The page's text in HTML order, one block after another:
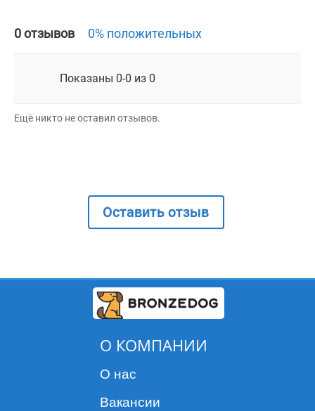
0 отзывов 0% положительных
Показаны 0-0 из 0
Ещё никто не оставил отзывов.
Оставить отзыв
О КОМПАНИИ
О нас
Вакансии